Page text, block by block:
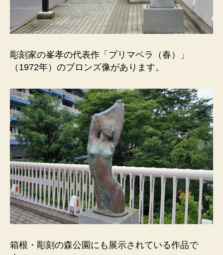
彫
刻
の
公
園
に
展
示
さ
れ
て
い
る
作
品。
へ
の
彫刻家の峯孝の代表作「プリマベラ（春）」
（1972年）のブロンズ像があります。
箱根・彫刻の森公園にも展示されている作品で